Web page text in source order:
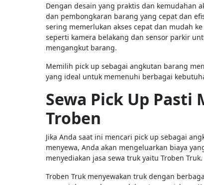
Dengan desain yang praktis dan kemudahan
dan pembongkaran barang yang cepat dan
sering memerlukan akses cepat dan mudah
seperti kamera belakang dan sensor parkir
mengangkut barang.
Memilih pick up sebagai angkutan barang
yang ideal untuk memenuhi berbagai
Sewa Pick Up
Troben
Jika Anda saat ini mencari pick up sebagai
menyewa, Anda akan mengeluarkan biaya
menyediakan jasa sewa truk yaitu Troben Truk.
Troben Truk menyewakan truk dengan